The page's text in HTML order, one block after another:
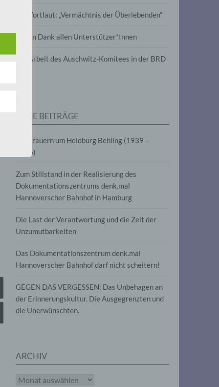
Im Wortlaut: „Vermächtnis der Überlebenden“
Vielen Dank allen Unterstützer*Innen
Zur Arbeit des Auschwitz-Komitees in der BRD
NEUE BEITRÄGE
Wir trauern um Heidburg Behling (1939 –
2026)
Zum Stillstand in der Realisierung des
Dokumentationszentrums denk.mal
Hannoverscher Bahnhof in Hamburg
Die Last der Verantwortung und die Zeit der
Unzumutbarkeiten
Das Dokumentationszentrum denk.mal
Hannoverscher Bahnhof darf nicht scheitern!
GEGEN DAS VERGESSEN: Das Unbehagen an
der Erinnerungskultur. Die Ausgegrenzten und
die Unerwünschten.
ARCHIV
Archiv